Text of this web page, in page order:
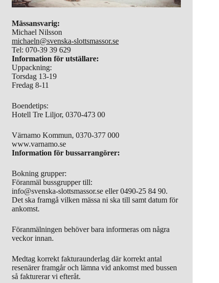
Mässansvarig:
Michael Nilsson
michaeln@svenska-slottsmassor.se
Tel: 070-39 39 629
Information för utställare:
Uppackning:
Torsdag 13-19
Fredag 8-11
Boendetips:
Hotell Tre Liljor, 0370-473 00
Värnamo Kommun, 0370-377 000
www.varnamo.se
Information för bussarrangörer:
Bokning grupper:
Föranmäl bussgrupper till:
info@svenska-slottsmassor.se eller 0490-25 84 90.
Det ska framgå vilken mässa ni ska till samt datum för
ankomst.
Föranmälningen behöver bara informeras om några
veckor innan.
Medtag korrekt fakturaunderlag där korrekt antal
resenärer framgår och lämna vid ankomst med bussen
så fakturerar vi efteråt.